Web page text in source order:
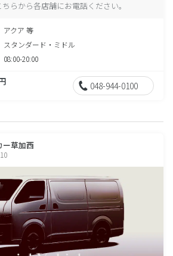
らから各店舗にお電話ください。
アクア 等
スタンダード・ミドル
08:00-20:00
048-944-0100
ー草加西